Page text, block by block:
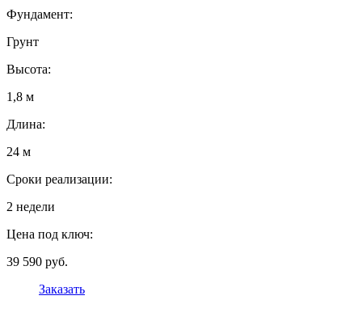
Фундамент:
Грунт
Высота:
1,8 м
Длина:
24 м
Сроки реализации:
2 недели
Цена под ключ:
39 590 руб.
Заказать